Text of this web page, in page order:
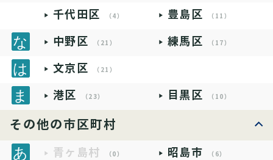
千代田区 （4） 豊島区 （11）
中野区 （21） 練馬区 （17）
文京区 （21）
港区 （23） 目黒区 （10）
その他の市区町村
青ヶ島村 （0） 昭島市 （6）